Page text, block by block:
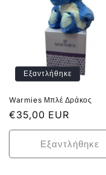
Εξαντλήθηκε
Warmies Μπλέ Δράκος
Κανονική
τιμή
€35,00 EUR
Εξαντλήθηκε